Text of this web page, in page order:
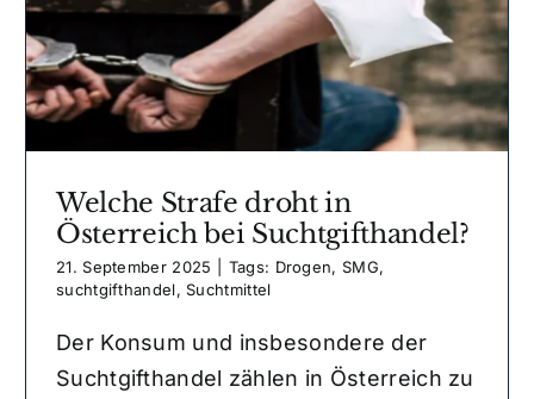
Welche Strafe droht in
Österreich bei Suchtgifthandel?
21. September 2025 Tags: Drogen, SMG,
suchtgifthandel,Suchtmittel
Der Konsum und insbesondere der
Suchtgifthandel zählen in Österreich zu